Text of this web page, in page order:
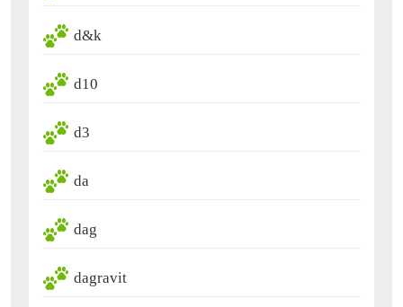
d&k
d10
d3
da
dag
dagravit